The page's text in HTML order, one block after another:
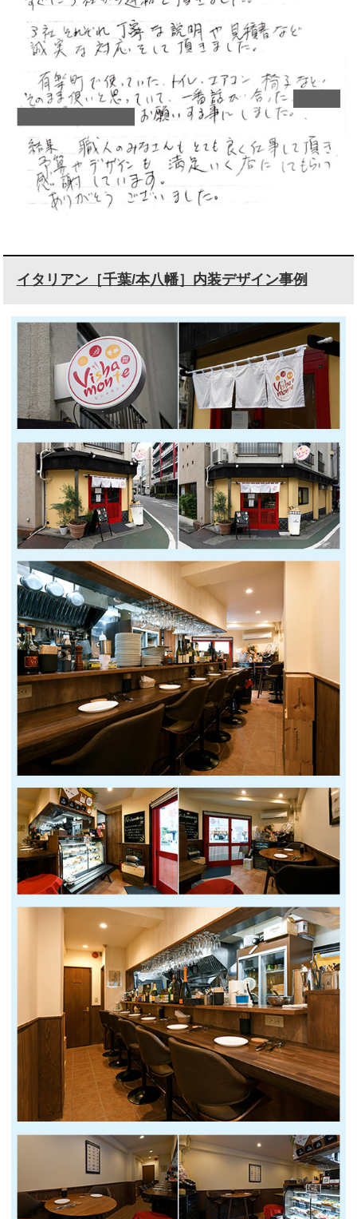
イタリアン［千葉/本八幡］内装デザイン事例